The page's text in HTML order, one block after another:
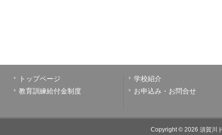
トップページ
学校紹介
教育訓練給付金制度
お申込み・お問合せ
Copyright © 2026 須賀川